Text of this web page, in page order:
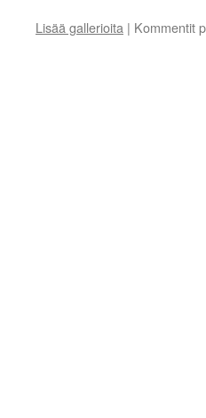
Lisää gallerioita | Kommentit